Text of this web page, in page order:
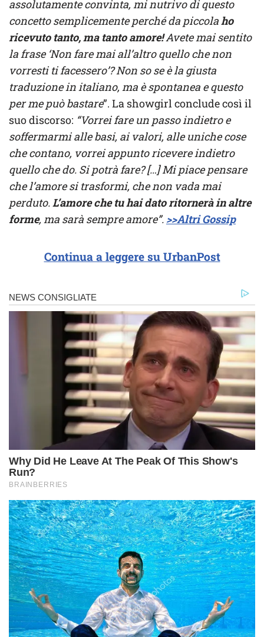
assolutamente convinta, mi nutrivo di questo
concetto semplicemente perché da piccolaho
ricevuto tanto, ma tanto amore!Avete mai sentito
la frase ‘Non fare mai all’altro quello che non
vorresti ti facessero’? Non so se è la giusta
traduzione in italiano, ma è spontanea e questo
per me può bastare”. La showgirl conclude così il
suo discorso: “Vorrei fare un passo indietro e
soffermarmi alle basi, ai valori, alle uniche cose
che contano, vorrei appunto ricevere indietro
quello che do. Si potrà fare? […] Mi piace pensare
che l’amore si trasformi, che non vada mai
perduto. L’amore che tu hai dato ritornerà in altre
forme, ma sarà sempre amore”. >>Altri Gossip
Continua a leggere su UrbanPost